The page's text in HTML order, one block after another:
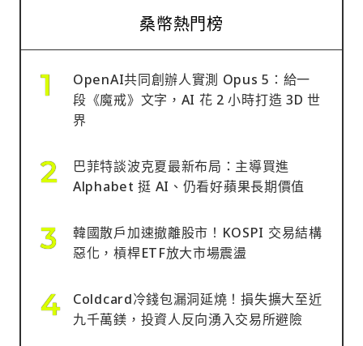
桑幣熱門榜
OpenAI共同創辦人實測 Opus 5：給一
段《魔戒》文字，AI 花 2 小時打造 3D 世
界
巴菲特談波克夏最新布局：主導買進
Alphabet 挺 AI、仍看好蘋果長期價值
韓國散戶加速撤離股市！KOSPI 交易結構
惡化，槓桿ETF放大市場震盪
Coldcard冷錢包漏洞延燒！損失擴大至近
九千萬鎂，投資人反向湧入交易所避險